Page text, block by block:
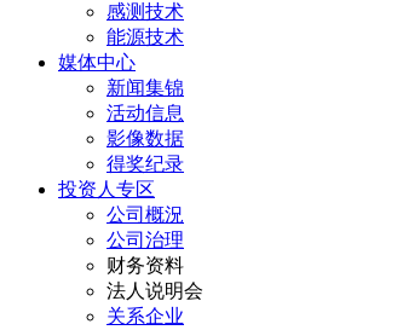
感测技术
能源技术
媒体中心
新闻集锦
活动信息
影像数据
得奖纪录
投资人专区
公司概況
公司治理
财务资料
法人说明会
关系企业